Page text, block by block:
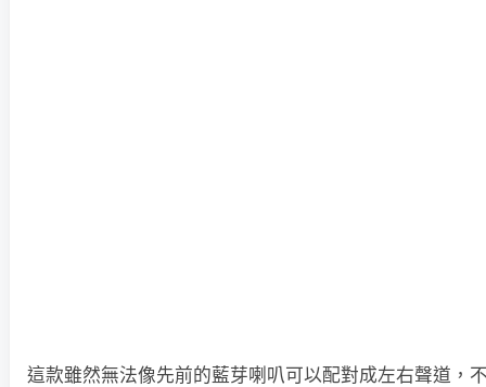
這款雖然無法像先前的藍芽喇叭可以配對成左右聲道，